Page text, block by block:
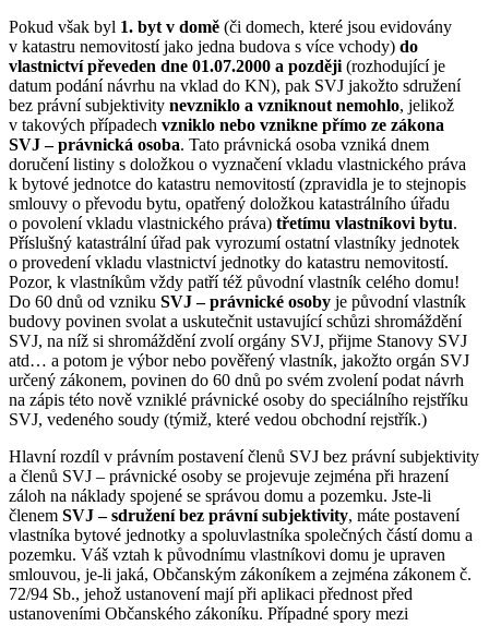
Pokud však byl 1. byt v domě (či domech, které jsou evidovány
v katastru nemovitostí jako jedna budova s více vchody) do
vlastnictví převeden dne 01.07.2000 a později (rozhodující je
datum podání návrhu na vklad do KN), pak SVJ jakožto sdružení
bez právní subjektivity nevzniklo a vzniknout nemohlo, jelikož
v takových případech vzniklo nebo vznikne přímo ze zákona
SVJ – právnická osoba. Tato právnická osoba vzniká dnem
doručení listiny s doložkou o vyznačení vkladu vlastnického práva
k bytové jednotce do katastru nemovitostí (zpravidla je to stejnopis
smlouvy o převodu bytu, opatřený doložkou katastrálního úřadu
o povolení vkladu vlastnického práva) třetímu vlastníkovi bytu.
Příslušný katastrální úřad pak vyrozumí ostatní vlastníky jednotek
o provedení vkladu vlastnictví jednotky do katastru nemovitostí.
Pozor, k vlastníkům vždy patří též původní vlastník celého domu!
Do 60 dnů od vzniku SVJ – právnické osoby je původní vlastník
budovy povinen svolat a uskutečnit ustavující schůzi shromáždění
SVJ, na níž si shromáždění zvolí orgány SVJ, přijme Stanovy SVJ
atd… a potom je výbor nebo pověřený vlastník, jakožto orgán SVJ
určený zákonem, povinen do 60 dnů po svém zvolení podat návrh
na zápis této nově vzniklé právnické osoby do speciálního rejstříku
SVJ, vedeného soudy (týmiž, které vedou obchodní rejstřík.)
Hlavní rozdíl v právním postavení členů SVJ bez právní subjektivity
a členů SVJ – právnické osoby se projevuje zejména při hrazení
záloh na náklady spojené se správou domu a pozemku. Jste-li
členem SVJ – sdružení bez právní subjektivity, máte postavení
vlastníka bytové jednotky a spoluvlastníka společných částí domu a
pozemku. Váš vztah k původnímu vlastníkovi domu je upraven
smlouvou, je-li jaká, Občanským zákoníkem a zejména zákonem č.
72/94 Sb., jehož ustanovení mají při aplikaci přednost před
ustanoveními Občanského zákoníku. Případné spory mezi